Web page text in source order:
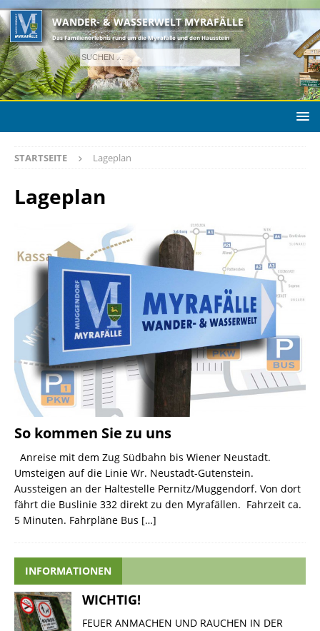
WANDER- & WASSERWELT MYRAFÄLLE
Das Familienerlebnis rund um die Myrafälle und den Hausstein
STARTSEITE Lageplan
Lageplan
So kommen Sie zu uns
Anreise mit dem Zug Südbahn bis Wiener Neustadt.
Umsteigen auf die Linie Wr. Neustadt-Gutenstein.
Aussteigen an der Haltestelle Pernitz/Muggendorf. Von dort
fährt die Buslinie 332 direkt zu den Myrafällen. Fahrzeit ca.
5 Minuten. Fahrpläne Bus […]
INFORMATIONEN
WICHTIG!
FEUER ANMACHEN UND RAUCHEN IN DER